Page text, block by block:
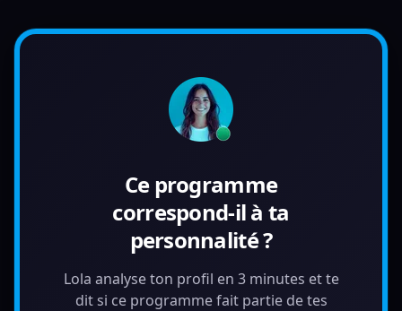
Ce programme
correspond-il à ta
personnalité ?
Lola analyse ton profil en 3 minutes et te
dit si ce programme fait partie de tes